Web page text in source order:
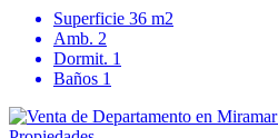
Superficie 36 m2
Amb. 2
Dormit. 1
Baños 1